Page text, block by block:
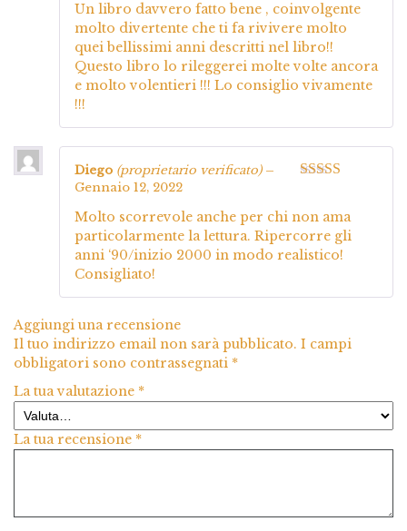
Un libro davvero fatto bene , coinvolgente
molto divertente che ti fa rivivere molto
quei bellissimi anni descritti nel libro!!
Questo libro lo rileggerei molte volte ancora
e molto volentieri !!! Lo consiglio vivamente
!!!
Diego (proprietario verificato) –
Gennaio 12, 2022
Molto scorrevole anche per chi non ama
particolarmente la lettura. Ripercorre gli
anni ‘90/inizio 2000 in modo realistico!
Consigliato!
Aggiungi una recensione
Il tuo indirizzo email non sarà pubblicato. I campi
obbligatori sono contrassegnati *
La tua valutazione *
La tua recensione *